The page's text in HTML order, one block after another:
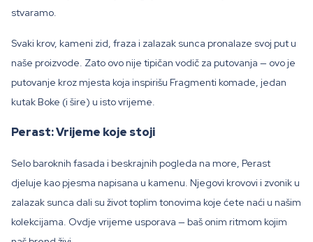
stvaramo.
Svaki krov, kameni zid, fraza i zalazak sunca pronalaze svoj put u
naše proizvode. Zato ovo nije tipičan vodič za putovanja — ovo je
putovanje kroz mjesta koja inspirišu Fragmenti komade, jedan
kutak Boke (i šire) u isto vrijeme.
Perast: Vrijeme koje stoji
Selo baroknih fasada i beskrajnih pogleda na more, Perast
djeluje kao pjesma napisana u kamenu. Njegovi krovovi i zvonik u
zalazak sunca dali su život toplim tonovima koje ćete naći u našim
kolekcijama. Ovdje vrijeme usporava — baš onim ritmom kojim